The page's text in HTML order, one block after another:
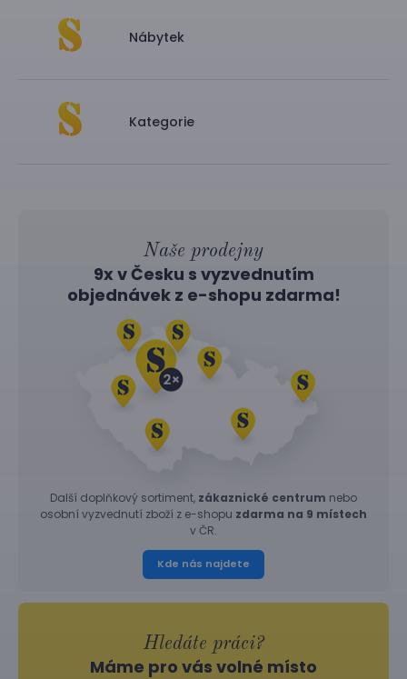
Nábytek
Kategorie
Naše prodejny
9x v Česku s vyzvednutím
objednávek z e-shopu zdarma!
Další doplňkový sortiment, zákaznické centrum nebo
osobní vyzvednutí zboží z e-shopu zdarma na 9 místech
v ČR.
Kde nás najdete
Hledáte práci?
Máme pro vás volné místo